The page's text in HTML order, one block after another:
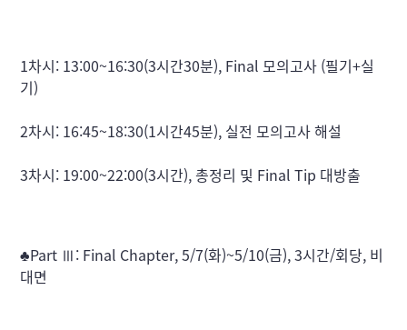
1차시: 13:00~16:30(3시간30분), Final 모의고사 (필기+실
기)
2차시: 16:45~18:30(1시간45분), 실전 모의고사 해설
3차시: 19:00~22:00(3시간), 총정리 및 Final Tip 대방출
♣Part Ⅲ: Final Chapter, 5/7(화)~5/10(금), 3시간/회당, 비
대면